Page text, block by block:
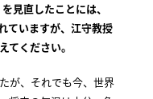
見直したことには、
ていますが、江守教授
てください。
が、それでも今、世界